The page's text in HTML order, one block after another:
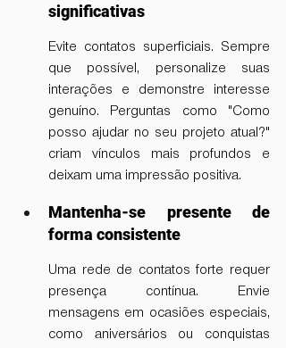
significativas
Evite contatos superficiais. Sempre
que possível, personalize suas
interações e demonstre interesse
genuíno. Perguntas como "Como
posso ajudar no seu projeto atual?"
criam vínculos mais profundos e
deixam uma impressão positiva.
Mantenha-se presente de
forma consistente
Uma rede de contatos forte requer
presença contínua. Envie
mensagens em ocasiões especiais,
como aniversários ou conquistas